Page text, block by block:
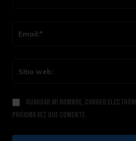
Guardar mi nombre, correo
próxima vez que comente.